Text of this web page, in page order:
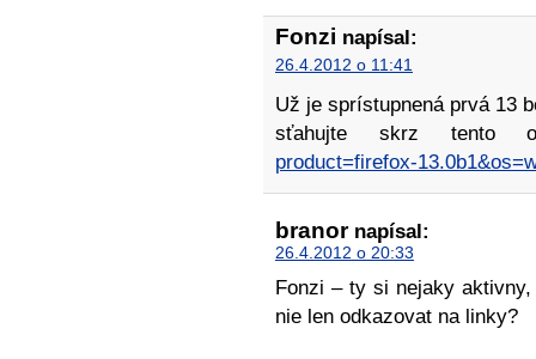
Fonzi napísal:
26.4.2012 o 11:41
Už je sprístupnená prvá 13
sťahujte skrz tento
product=firefox-
branornapísal:
26.4.2012 o 20:33
Fonzi – ty si nejaky
nie len odkazovat na linky?